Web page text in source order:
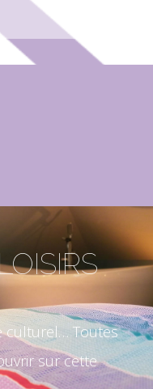
culturel… Toutes
sur cette